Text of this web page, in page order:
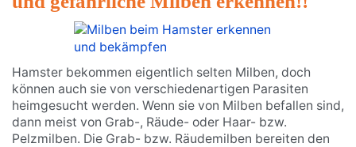
Hamster bekommen eigentlich selten Milben, doch
können auch sie von verschiedenartigen Parasiten
heimgesucht werden. Wenn sie von Milben befallen sind,
dann meist von Grab-, Räude- oder Haar- bzw.
Pelzmilben. Die Grab- bzw. Räudemilben bereiten den